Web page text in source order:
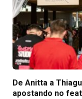
De Anitta a
apostando no